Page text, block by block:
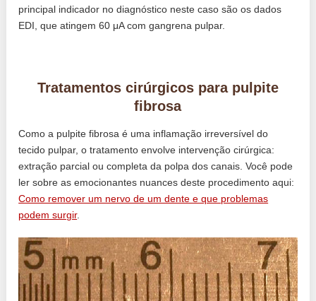
principal indicador no diagnóstico neste caso são os dados
EDI, que atingem 60 μA com gangrena pulpar.
Tratamentos cirúrgicos para pulpite
fibrosa
Como a pulpite fibrosa é uma inflamação irreversível do
tecido pulpar, o tratamento envolve intervenção cirúrgica:
extração parcial ou completa da polpa dos canais. Você pode
ler sobre as emocionantes nuances deste procedimento aqui:
Como remover um nervo de um dente e que problemas
podem surgir.